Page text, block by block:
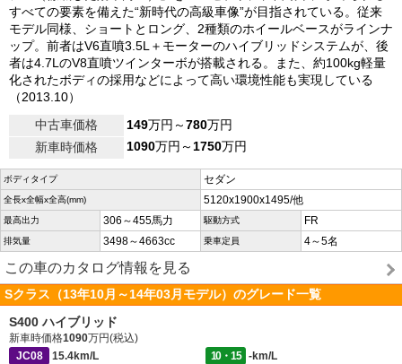
すべての要素を備えた“新時代の高級車像”が目指されている。従来
モデル同様、ショートとロング、2種類のホイールベースがラインナ
ップ。前者はV6直噴3.5L＋モーターのハイブリッドシステムが、後
者は4.7LのV8直噴ツインターボが搭載される。また、約100kg軽量
化されたボディの採用などによって高い環境性能も実現している
（2013.10）
中古車価格
149万円～780万円
新車時価格
1090万円～1750万円
ボディタイプ セダン
全長x全幅x全高(mm) 5120x1900x1495/他
最高出力 306～455馬力 駆動方式 FR
排気量 3498～4663cc 乗車定員 4～5名
この車のカタログ情報を見る
Sクラス（13年10月～14年03月モデル）のグレード一覧
S400 ハイブリッド
新車時価格1090万円(税込)
JC08
15.4km/L 10・15
-km/L